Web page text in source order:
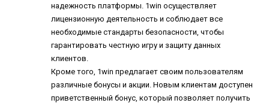
надежность платформы. 1win осуществляет
лицензионную деятельность и соблюдает все
необходимые стандарты безопасности, чтобы
гарантировать честную игру и защиту данных
клиентов.
Кроме того, 1win предлагает своим пользователям
различные бонусы и акции. Новым клиентам доступен
приветственный бонус, который позволяет получить